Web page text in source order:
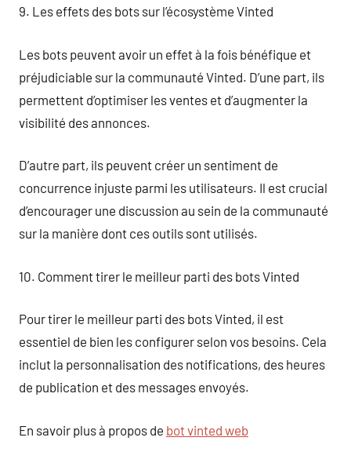
9. Les effets des bots sur l’écosystème Vinted
Les bots peuvent avoir un effet à la fois bénéfique et
préjudiciable sur la communauté Vinted. D’une part, ils
permettent d’optimiser les ventes et d’augmenter la
visibilité des annonces.
D’autre part, ils peuvent créer un sentiment de
concurrence injuste parmi les utilisateurs. Il est crucial
d’encourager une discussion au sein de la communauté
sur la manière dont ces outils sont utilisés.
10. Comment tirer le meilleur parti des bots Vinted
Pour tirer le meilleur parti des bots Vinted, il est
essentiel de bien les configurer selon vos besoins. Cela
inclut la personnalisation des notifications, des heures
de publication et des messages envoyés.
En savoir plus à propos de bot vinted web